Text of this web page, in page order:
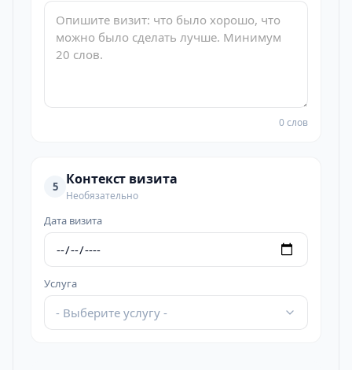
0 слов
5 Контекст визита
Необязательно
Дата визита
Услуга
- Выберите услугу -